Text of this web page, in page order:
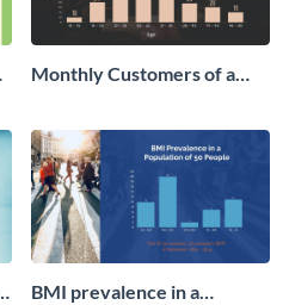
Monthly Customers of a
BMI prevalence in a